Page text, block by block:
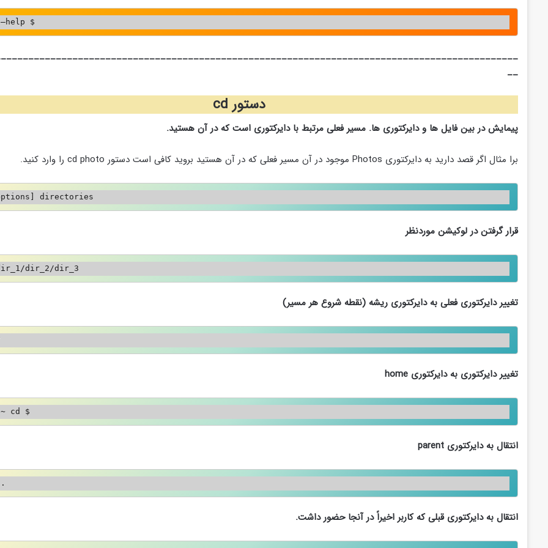
$
__
دستور cd
پیمایش در بین فایل ها و دایرکتوری ها. مسیر فعلی مرتبط با دایرکتوری است که در آن هستید.
برا مثال اگر قصد دارید به دایرکتوری Photos موجود در آن مسیر فعلی که در آن هستید بروید کافی است دستور cd photo را وارد کنید.
directories
قرار گرفتن در لوکیشن موردنظر
dir_2/dir_3
تغییر دایرکتوری فعلی به دایرکتوری ریشه (نقطه شروع هر مسیر)
تغییر دایرکتوری به دایرکتوری
cd یا ~ cd $
انتقال به دایرکتوری
انتقال به دایرکتوری قبلی که کاربر اخیراً در آنجا حضور داشت.